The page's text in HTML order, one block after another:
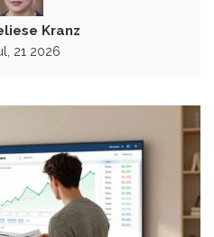
Kranz
21 2026